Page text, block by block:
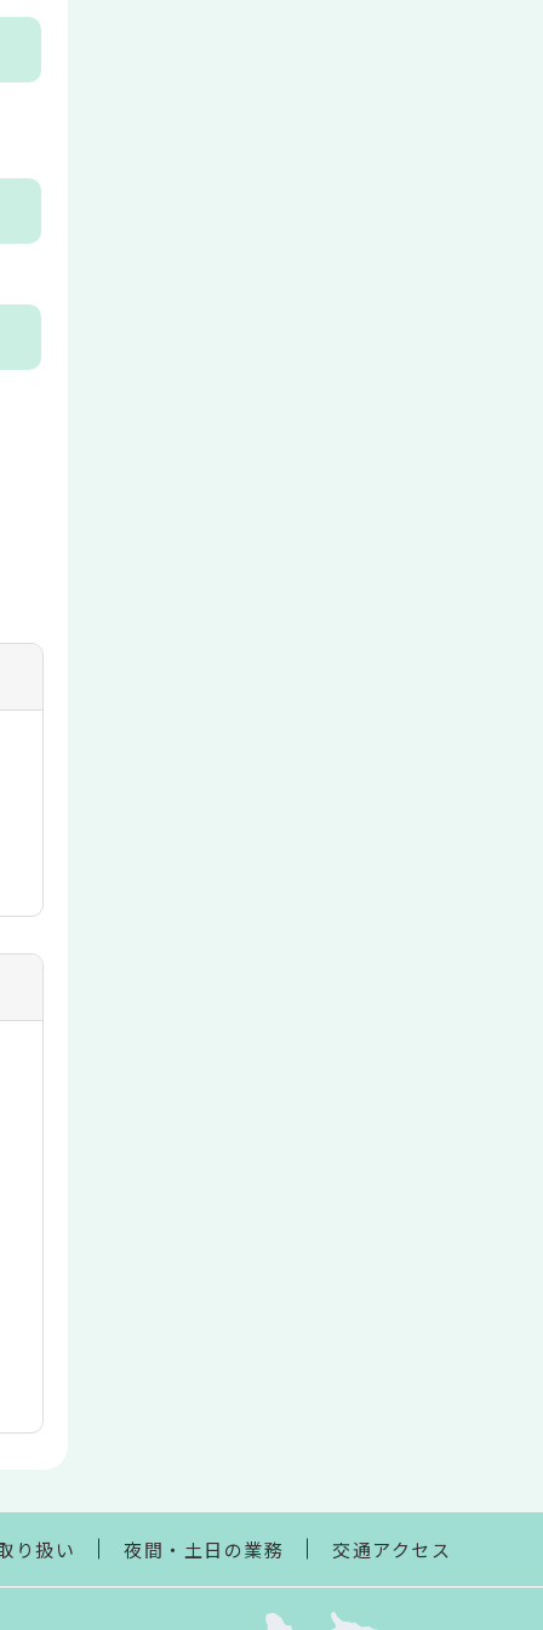
り扱い 夜間・土日の業務 交通アクセス